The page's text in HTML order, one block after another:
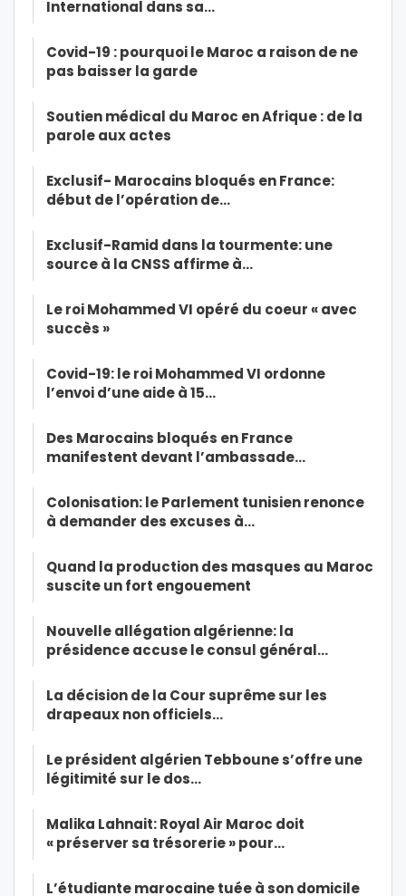
International dans sa…
Covid-19 : pourquoi le Maroc a raison de ne
pas baisser la garde
Soutien médical du Maroc en Afrique : de la
parole aux actes
Exclusif- Marocains bloqués en France:
début de l’opération de…
Exclusif-Ramid dans la tourmente: une
source à la CNSS affirme à…
Le roi Mohammed VI opéré du coeur « avec
succès »
Covid-19: le roi Mohammed VI ordonne
l’envoi d’une aide à 15…
Des Marocains bloqués en France
manifestent devant l’ambassade…
Colonisation: le Parlement tunisien renonce
à demander des excuses à…
Quand la production des masques au Maroc
suscite un fort engouement
Nouvelle allégation algérienne: la
présidence accuse le consul général…
La décision de la Cour suprême sur les
drapeaux non officiels…
Le président algérien Tebboune s’offre une
légitimité sur le dos…
Malika Lahnait: Royal Air Maroc doit
« préserver sa trésorerie » pour…
L’étudiante marocaine tuée à son domicile